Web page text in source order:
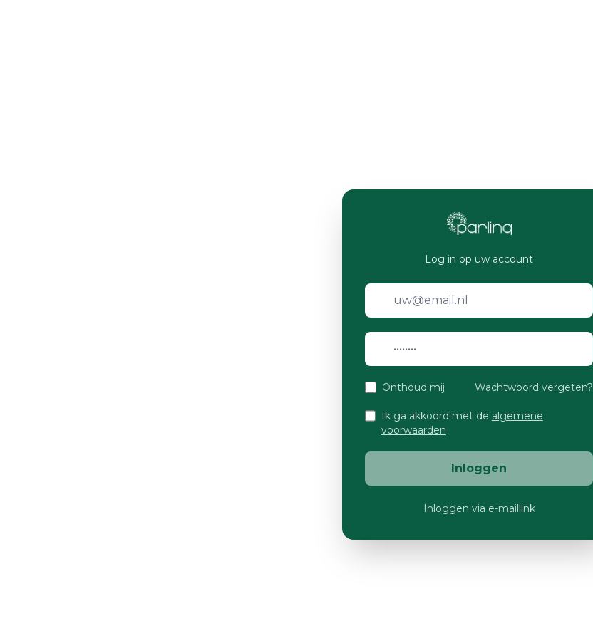
Log in op uw account
Onthoud mij Wachtwoord vergeten?
Ik ga akkoord met de algemene
voorwaarden
Inloggen
Inloggen via e-maillink